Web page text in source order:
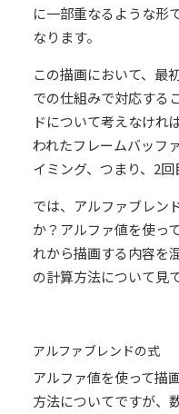
に一部重なるような形
なります。
この描画において、最
での仕組みで対応する
ドについて考えなけれ
われたフレームバッフ
イミング、つまり、2回
では、アルファブレン
か？アルファ値を使っ
れから描画する内容を
の計算方法について見
アルファブレンドの式
アルファ値を使って描
方法についてですが、